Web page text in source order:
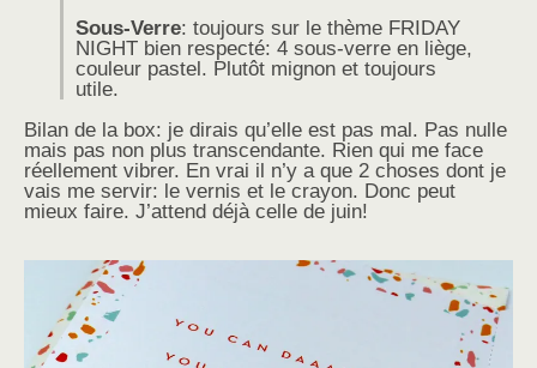
Sous-Verre: toujours sur le thème FRIDAY
NIGHT bien respecté: 4 sous-verre en liège,
couleur pastel. Plutôt mignon et toujours
utile.
Bilan de la box: je dirais qu’elle est pas mal. Pas nulle
mais pas non plus transcendante. Rien qui me face
réellement vibrer. En vrai il n’y a que 2 choses dont je
vais me servir: le vernis et le crayon. Donc peut
mieux faire. J’attend déjà celle de juin!